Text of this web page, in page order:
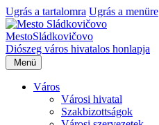
Ugrás a tartalomra Ugrás a menüre
MestoSládkovičovo
Diószeg város hivatalos honlapja
Menü
Város
Városi hivatal
Szakbizottságok